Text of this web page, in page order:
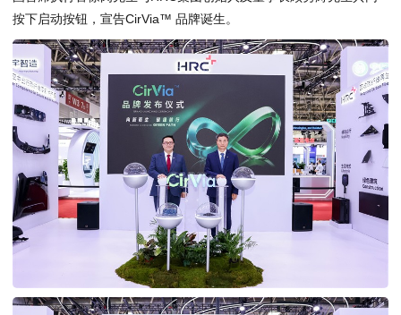
按下启动按钮，宣告CirVia™ 品牌诞生。